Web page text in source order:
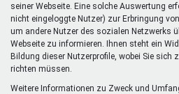
seiner Webseite. Eine solche Auswertung
nicht eingeloggte Nutzer) zur Erbringung
um andere Nutzer des sozialen Netzwerks
Webseite zu informieren. Ihnen steht ein
Bildung dieser Nutzerprofile, wobei Sie sich
richten müssen.
Weitere Informationen zu Zweck und